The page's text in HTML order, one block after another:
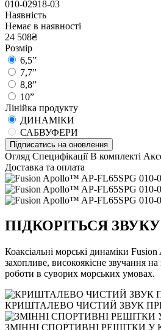
010-02918-03
Наявність
Немає в наявності
24 508₴
Розмір
6,5”
7,7”
8,8”
10”
Лінійка продукту
ДИНАМІКИ
САБВУФЕРИ
Підписатись на оновлення
Огляд Специфікації В комплекті
Доставка та оплата
ПІДКОРІТЬСЯ ЗВУКУ
Коаксіальні морські динаміки
захопливе, високоякісне звучання на
роботи в суворих морських умовах.
КРИШТАЛЕВО ЧИСТИЙ ЗВУК
ЗМІННІ СПОРТИВНІ РЕШІТКИ У